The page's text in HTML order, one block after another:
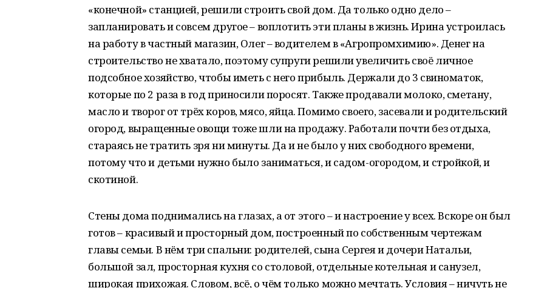
«конечной» станцией, решили строить свой дом. Да только одно дело –
запланировать и совсем другое – воплотить эти планы в жизнь. Ирина устроилась
на работу в частный магазин, Олег – водителем в «Агропромхимию». Денег на
строительство не хватало, поэтому супруги решили увеличить своё личное
подсобное хозяйство, чтобы иметь с него прибыль. Держали до 3 свиноматок,
которые по 2 раза в год приносили поросят. Также продавали молоко, сметану,
масло и творог от трёх коров, мясо, яйца. Помимо своего, засевали и родительский
огород, выращенные овощи тоже шли на продажу. Работали почти без отдыха,
стараясь не тратить зря ни минуты. Да и не было у них свободного времени,
потому что и детьми нужно было заниматься, и садом-огородом, и стройкой, и
скотиной.
Стены дома поднимались на глазах, а от этого – и настроение у всех. Вскоре он был
готов – красивый и просторный дом, построенный по собственным чертежам
главы семьи. В нём три спальни: родителей, сына Сергея и дочери Натальи,
большой зал, просторная кухня со столовой, отдельные котельная и санузел,
широкая прихожая. Словом, всё, о чём только можно мечтать. Условия – ничуть не